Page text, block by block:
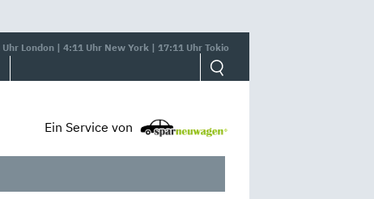
London | 4:11 Uhr New York | 17:11 Uhr Tokio
Ein Service von